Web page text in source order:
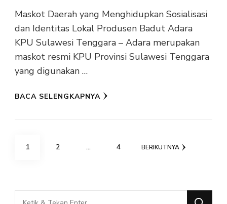
Maskot Daerah yang Menghidupkan Sosialisasi
dan Identitas Lokal Produsen Badut Adara
KPU Sulawesi Tenggara – Adara merupakan
maskot resmi KPU Provinsi Sulawesi Tenggara
yang digunakan …
BACA SELENGKAPNYA
Paginasi
HALAMAN
1 HALAMAN
2 … HALAMAN
4 BERIKUTNYA
Mencari